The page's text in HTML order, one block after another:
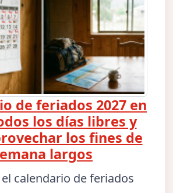
de feriados 2027 en
los días libres y
los fines de
largos
calendario de feriados